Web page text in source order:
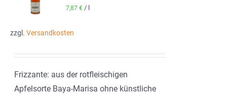
7,87€ /
zzgl. Versandkosten
Frizzante: aus der rotfleischigen
Apfelsorte Baya-Marisa ohne künstliche